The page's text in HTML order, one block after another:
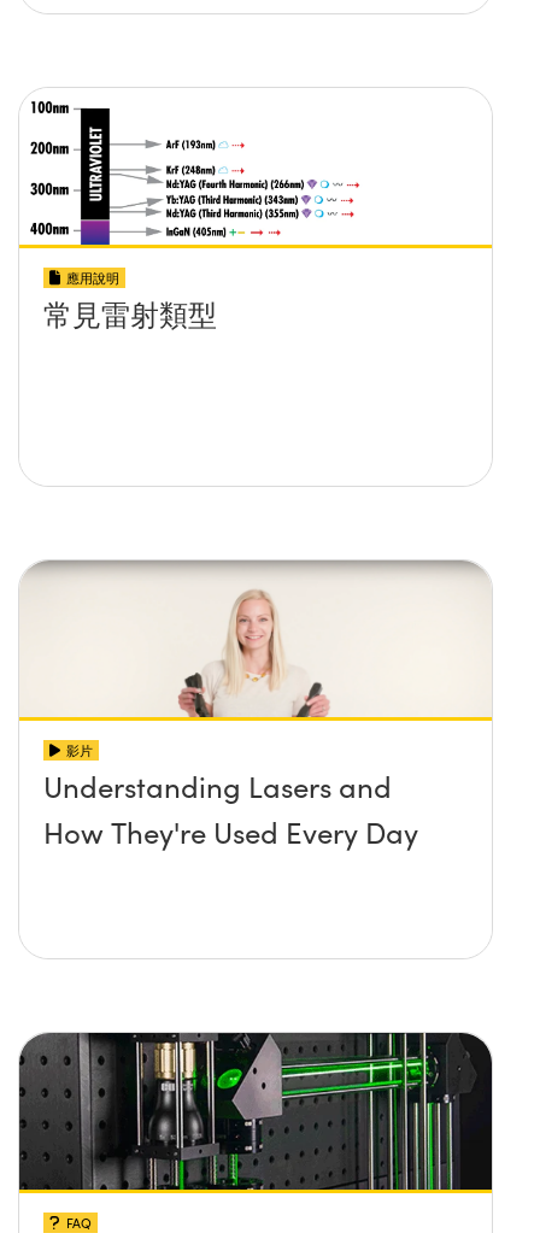
應用說明
常見雷射類型
影片
Understanding Lasers and
How They're Used Every Day
FAQ